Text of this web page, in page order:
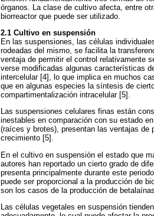
órganos. La clase de cultivo afecta, entre
biorreactor que puede ser utilizado.
2.1 Cultivo en suspensión
En las suspensiones, las células
rodeadas del mismo, se facilita la
ventaja de permitir el control relativamente
verse modificadas algunas características
intercelular [4], lo que implica en muchos
que en algunas especies la síntesis de
compartimentalización intracelular [5].
Las suspensiones celulares finas están
inestables en comparación con su estado
(raíces y brotes), presentan las ventajas de
crecimiento [5].
En el cultivo en suspensión el estado que
autores han reportado un cierto grado de
presenta principalmente durante este
puede ser proporcional a la producción de
son los casos de la producción de
Las células vegetales en suspensión